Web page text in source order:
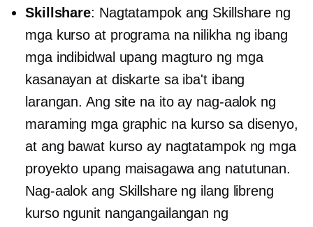
Skillshare: Nagtatampok ang Skillshare ng
mga kurso at programa na nilikha ng ibang
mga indibidwal upang magturo ng mga
kasanayan at diskarte sa iba't ibang
larangan. Ang site na ito ay nag-aalok ng
maraming mga graphic na kurso sa disenyo,
at ang bawat kurso ay nagtatampok ng mga
proyekto upang maisagawa ang natutunan.
Nag-aalok ang Skillshare ng ilang libreng
kurso ngunit nangangailangan ng